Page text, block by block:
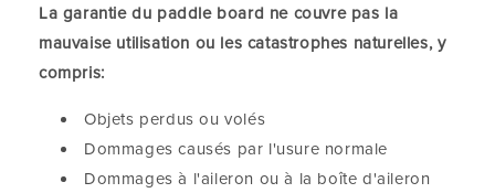
La garantie du paddle board ne couvre pas la
mauvaise utilisation ou les catastrophes naturelles, y
compris:
Objets perdus ou volés
Dommages causés par l'usure normale
Dommages à l'aileron ou à la boîte d'aileron